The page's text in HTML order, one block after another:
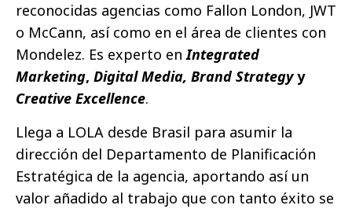
reconocidas agencias como Fallon London, JWT
o McCann, así como en el área de clientes con
Mondelez. Es experto enIntegrated
Marketing, Digital Media, Brand Strategyy
Creative Excellence.
Llega a LOLA desde Brasil para asumir la
dirección del Departamento de Planificación
Estratégica de la agencia, aportando así un
valor añadido al trabajo que con tanto éxito se